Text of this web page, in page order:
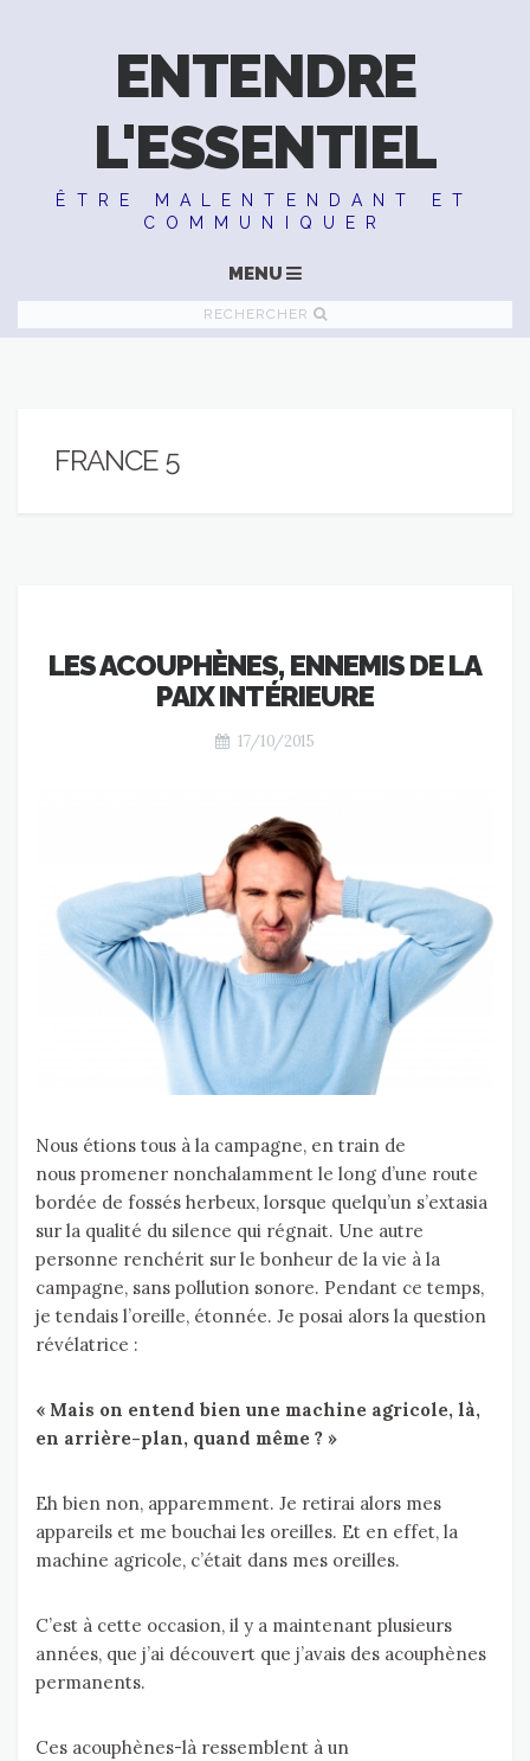
ENTENDRE
L'ESSENTIEL
ÊTRE MALENTENDANT ET
COMMUNIQUER
MENU
RECHERCHER
FRANCE 5
LES ACOUPHÈNES, ENNEMIS DE LA
PAIX INTÉRIEURE
17/10/2015
Nous étions tous à la campagne, en train de
nous promener nonchalamment le long d’une route
bordée de fossés herbeux, lorsque quelqu’un s’extasia
sur la qualité du silence qui régnait. Une autre
personne renchérit sur le bonheur de la vie à la
campagne, sans pollution sonore. Pendant ce temps,
je tendais l’oreille, étonnée. Je posai alors la question
révélatrice :
« Mais on entend bien une machine agricole, là,
en arrière-plan, quand même ? »
Eh bien non, apparemment. Je retirai alors mes
appareils et me bouchai les oreilles. Et en effet, la
machine agricole, c’était dans mes oreilles.
C’est à cette occasion, il y a maintenant plusieurs
années, que j’ai découvert que j’avais des acouphènes
permanents.
Ces acouphènes-là ressemblent à un